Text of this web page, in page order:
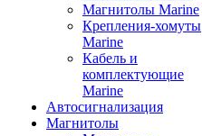
Магнитолы Marine
Крепления-хомуты
Marine
Кабель и
комплектующие
Marine
Автосигнализация
Магнитолы